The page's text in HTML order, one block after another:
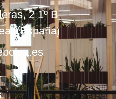
2 1º B
(España)